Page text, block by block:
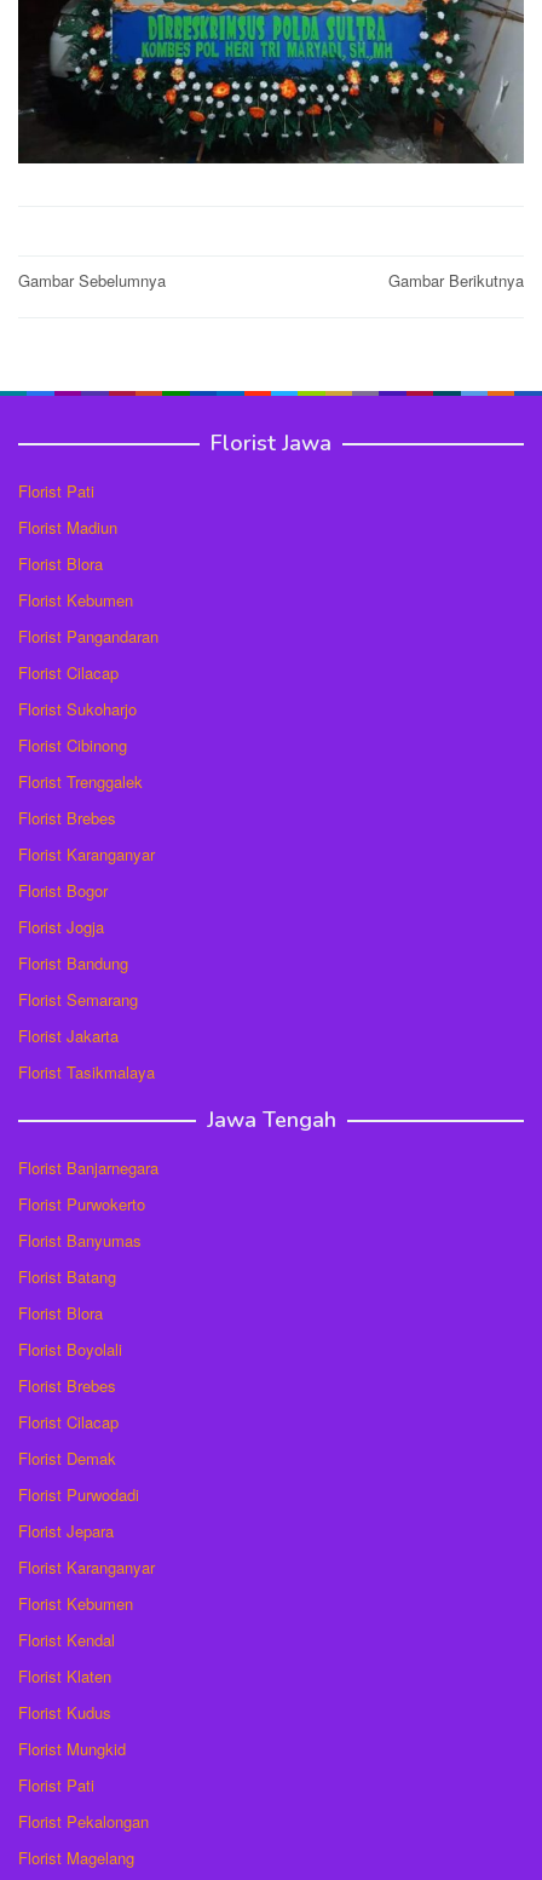
Post
Gambar Sebelumnya Gambar Berikutnya
Florist Jawa
Florist Pati
Florist Madiun
Florist Blora
Florist Kebumen
Florist Pangandaran
Florist Cilacap
Florist Sukoharjo
Florist Cibinong
Florist Trenggalek
Florist Brebes
Florist Karanganyar
Florist Bogor
Florist Jogja
Florist Bandung
Florist Semarang
Florist Jakarta
Florist Tasikmalaya
Jawa Tengah
Florist Banjarnegara
Florist Purwokerto
Florist Banyumas
Florist Batang
Florist Blora
Florist Boyolali
Florist Brebes
Florist Cilacap
Florist Demak
Florist Purwodadi
Florist Jepara
Florist Karanganyar
Florist Kebumen
Florist Kendal
Florist Klaten
Florist Kudus
Florist Mungkid
Florist Pati
Florist Pekalongan
Florist Magelang